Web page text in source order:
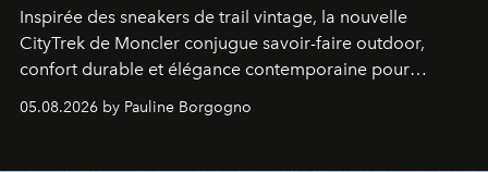
Inspirée des sneakers de trail vintage, la nouvelle
CityTrek de Moncler conjugue savoir-faire outdoor,
confort durable et élégance contemporaine pour
accompagner les explorations du quotidien.
05.08.2026 by Pauline Borgogno